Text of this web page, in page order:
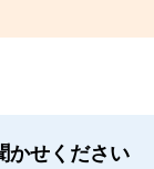
かせください